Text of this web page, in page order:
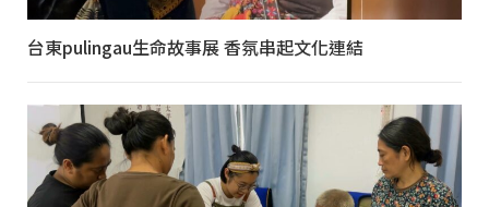
台東pulingau生命故事展 香氛串起文化連結